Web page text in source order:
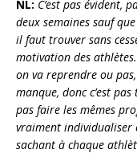
NL: C’est pas évident,
deux semaines sauf
il faut trouver sans
motivation des
on va reprendre ou
manque, donc c’est
pas faire les mêmes
vraiment individualiser
sachant à chaque